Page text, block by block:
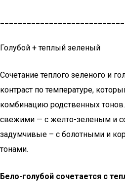
Голубой + теплый зеленый
Сочетание теплого зеленого и
контраст по температуре,
комбинацию родственных
свежими — с желто-зеленым и
задумчивые – с болотными и
тонами.
Бело-голубой сочетается с